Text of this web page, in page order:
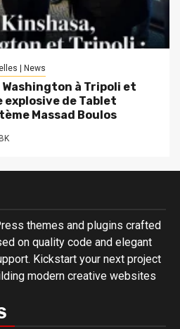
| News
Washington à Tripoli et
explosive de Tablet
Massad Boulos
themes and plugins crafted
on quality code and elegant
Kickstart your next project
modern creative websites